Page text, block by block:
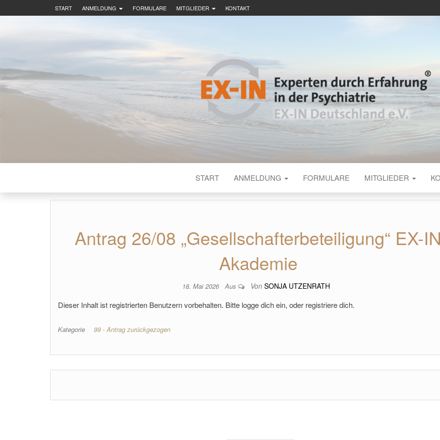
START ANMELDUNG FORMULARE MITGLIEDER KONTAKT
EX-IN DEUTSCHLAND
START ANMELDUNG FORMULARE MITGLIEDER
Antrag 26/08 „Gesellschafterbeteiligung“ EX-
Akademie
18. Mai 2026 Aus Von SONJA UTZENRATH
Dieser Inhalt ist registrierten Benutzern vorbehalten. Bitte logge dich ein, oder registriere dich.
Kategorie 99 - Antrag zurückgezogen